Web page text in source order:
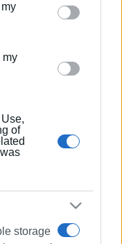
deny consent to
your data for
my
of
storage